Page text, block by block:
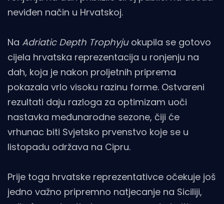
neviđen način u Hrvatskoj.
Na Adriatic Depth Trophyjuokupila se gotovo
cijela hrvatska reprezentacija u ronjenju na
dah, koja je nakon proljetnih priprema
pokazala vrlo visoku razinu forme. Ostvareni
rezultati daju razloga za optimizam uoči
nastavka međunarodne sezone, čiji će
vrhunac biti Svjetsko prvenstvo koje se u
listopadu održava na Cipru.
Prije toga hrvatske reprezentativce očekuje još
jedno važno pripremno natjecanje na Siciliji,